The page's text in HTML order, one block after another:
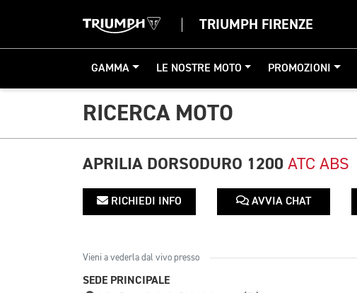
TRIUMPH FIRENZE
GAMMA LE NOSTRE MOTO PROMOZIONI
RICERCA MOTO
APRILIA DORSODURO 1200 ATC ABS
RICHIEDI INFO AVVIA CHAT
Vieni a vederla dal vivo presso
SEDE PRINCIPALE